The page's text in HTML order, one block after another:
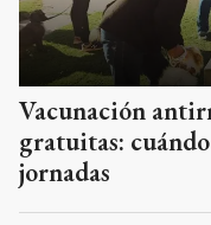
Vacunación
gratuitas:
jornadas